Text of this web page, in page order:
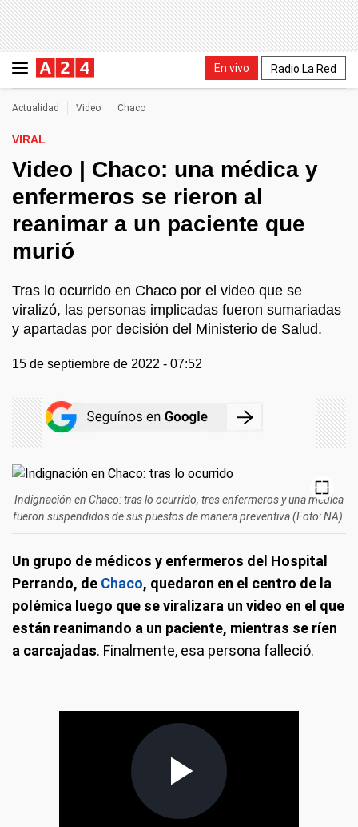
En vivo Radio La Red
Actualidad Video Chaco
VIRAL
Video | Chaco: una médica y
enfermeros se rieron al
reanimar a un paciente que
murió
Tras lo ocurrido en Chaco por el video que se
viralizó, las personas implicadas fueron sumariadas
y apartadas por decisión del Ministerio de Salud.
15 de septiembre de 2022 - 07:52
Indignación en Chaco: tras lo ocurrido, tres enfermeros y una médica
fueron suspendidos de sus puestos de manera preventiva (Foto: NA).
Un grupo de médicos y enfermeros del Hospital
Perrando, de Chaco, quedaron en el centro de la
polémica luego que se viralizara un video en el que
están reanimando a un paciente, mientras se ríen
a carcajadas. Finalmente, esa persona falleció.